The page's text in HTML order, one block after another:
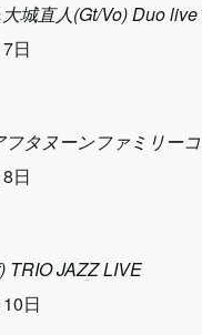
城直人(Gt/Vo) Duo
日
タヌーンファミリー
日
TRIO JAZZ LIVE
日